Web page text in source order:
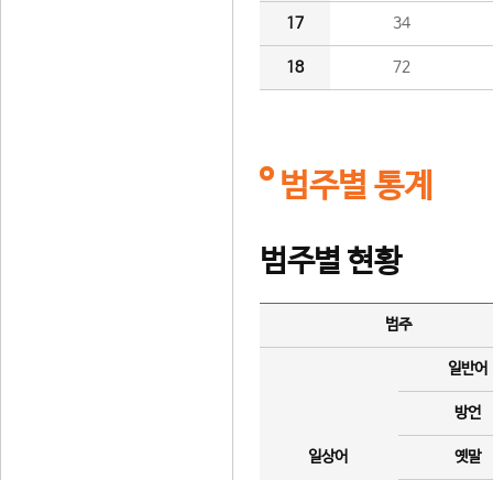
17 34
18 72
범주별 통계
범주별 현황
범주
일상어
일반어
방언
옛말